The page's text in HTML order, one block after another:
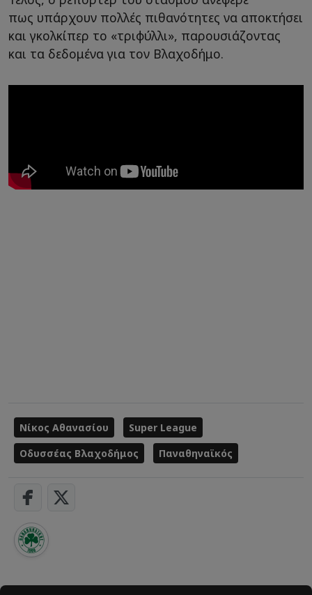
πως υπάρχουν πολλές πιθανότητες να αποκτήσει
και γκολκίπερ το «τριφύλλι», παρουσιάζοντας
και τα δεδομένα για τον Βλαχοδήμο.
Νίκος Αθανασίου
Super League
Οδυσσέας Βλαχοδήμος
Παναθηναϊκός